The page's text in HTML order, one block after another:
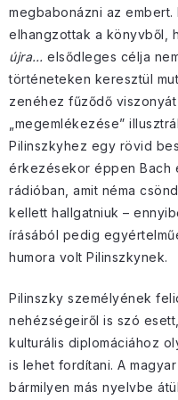
megbabonázni az
elhangzottak a könyvből,
újra… elsődleges célja
történeteken keresztül
zenéhez fűződő
„megemlékezése”
Pilinszkyhez egy rövid
érkezésekor éppen Bach
rádióban, amit néma
kellett hallgatniuk –
írásából pedig
humora volt Pilinszkynek.
Pilinszky személyének
nehézségeiről is szó
kulturális diplomáciához
is lehet fordítani. A
bármilyen más nyelvbe